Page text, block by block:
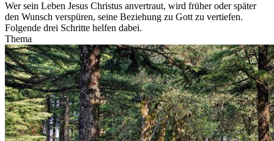
Wer sein Leben Jesus Christus anvertraut, wird früher oder später
den Wunsch verspüren, seine Beziehung zu Gott zu vertiefen.
Folgende drei Schritte helfen dabei.
Thema